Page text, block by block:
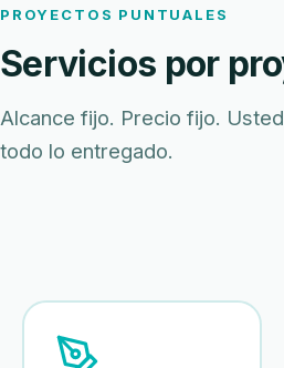
PROYECTOS PUNTUALES
Servicios por
Alcance fijo. Precio fijo.
todo lo entregado.